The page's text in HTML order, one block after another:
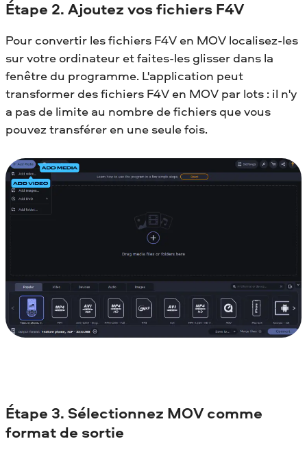
Étape 2. Ajoutez vos fichiers F4V
Pour convertir les fichiers F4V en MOV localisez-les
sur votre ordinateur et faites-les glisser dans la
fenêtre du programme. L'application peut
transformer des fichiers F4V en MOV par lots : il n'y
a pas de limite au nombre de fichiers que vous
pouvez transférer en une seule fois.
Étape 3. Sélectionnez MOV comme
format de sortie